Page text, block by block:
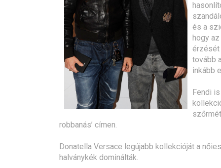
és a
hogy
érzését
tovább
inkább
Fendi
robbanás’ címen.
Donatella Versace legújabb kollekcióját a
halványkék dominálták.